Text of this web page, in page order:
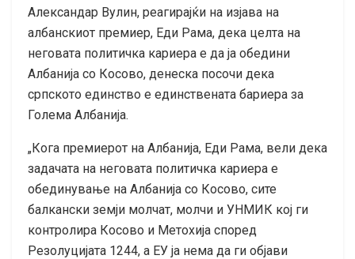
Александар Вулин, реагирајќи на изјава на
албанскиот премиер, Еди Рама, дека целта на
неговата политичка кариера е да ја обедини
Албанија со Косово, денеска посочи дека
српското единство е единствената бариера за
Голема Албанија.
„Кога премиерот на Албанија, Еди Рама, вели дека
задачата на неговата политичка кариера е
обединување на Албанија со Косово, сите
балкански земји молчат, молчи и УНМИК кој ги
контролира Косово и Метохија според
Резолуцијата 1244, а ЕУ ја нема да ги објави